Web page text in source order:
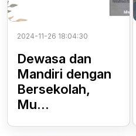
2024-11-26 18:04:30
Dewasa dan
Mandiri dengan
Bersekolah,
Mu...